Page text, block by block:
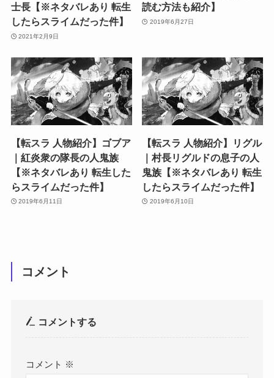
士長【※ネタバレあり 転生
したらスライムだった件】
2021年2月9日
読む方法も紹介】
2019年6月27日
【転スラ 人物紹介】ゴブア
｜紅炎衆の隊長の人鬼族
【※ネタバレあり 転生した
らスライムだった件】
2019年6月11日
【転スラ 人物紹介】リグル
｜村長リグルドの息子の人
鬼族【※ネタバレあり 転生
したらスライムだった件】
2019年6月10日
コメント
コメントする
コメント ※